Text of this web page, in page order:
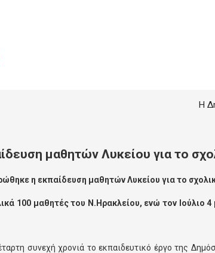
Η
μαθητών Λυκείου για το
η εκπαίδευση μαθητών Λυκείου για το
100 μαθητές του Ν.Ηρακλείου, ενώ τον
συνεχή χρονιά το εκπαιδευτικό έργο της